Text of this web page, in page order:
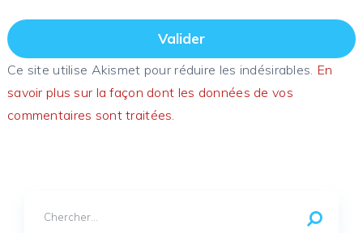
Ce site utilise Akismet pour réduire les indésirables. En
savoir plus sur la façon dont les données de vos
commentaires sont traitées